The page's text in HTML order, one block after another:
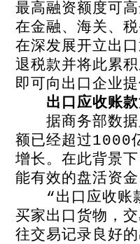
最高融资额度可
在金融、海关、
在深发展开立出
退税款并将此累
即可向出口企业提
出口应收账
据商务部数据
额已经超过1000
增长。在此背景
能有效的盘活资金
“出口应收账款
买家出口货物，
往交易记录良好